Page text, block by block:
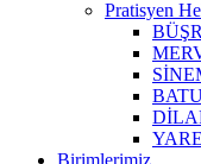
Pratisyen
Birimlerimiz